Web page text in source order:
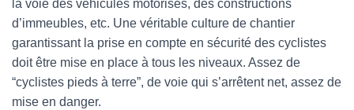
la voie des véhicules motorisés, des constructions
d’immeubles, etc. Une véritable culture de chantier
garantissant la prise en compte en sécurité des cyclistes
doit être mise en place à tous les niveaux. Assez de
“cyclistes pieds à terre”, de voie qui s’arrêtent net, assez de
mise en danger.